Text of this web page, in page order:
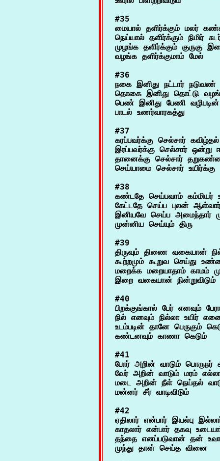
#35
மையால் தளிர்க்கும் மலர்
நெய்யால் தளிர்க்கும் நிமிர்
முழங்க தளிர்க்கும் குருகு
#36
நகை இனிது நட்டார் நடுவண்
தொகை இனிது தொட்டு
பெண் இனிது பேணி
#37
கரப்பவர்க்கு செல்சார்
இரப்பவர்க்கு செல்சார் ஒன்று
தானைக்கு செல்சார்
#38
கண்டதே செய்பவாம் கம்மியர்
கேட்டதே செய்ப புலன்
இனியவே செய்ப அமைந்தார்
#39
திருவும் திணை வகையான்
கூற்றமும் கூறுவ செய்து
மறைக்க மறையாதாம் காமம்
#40
பிறக்குங்கால் பேர் எனவும்
நில் எனவும் நில்லா உயிர்
உடம்படின் தானே பெருகும்
#41
போர் அறின் வாடும் பொருநர்
வேர் அறின் வாடும் மரம்
மடை அறின் நீள் நெய்தல்
#42
ஏதிலார் என்பார் இயல்பு
காதலார் என்பார் தகவு
தந்தை எனப்படுவான் தன்